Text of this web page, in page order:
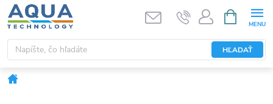
Prejsť
na
obsah
HĽADAŤ
KOŠÍK